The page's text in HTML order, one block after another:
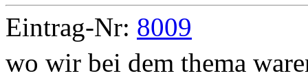
Eintrag-Nr: 8009
wo wir bei dem thema